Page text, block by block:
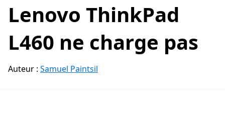
Lenovo ThinkPad
L460 ne charge pas
Auteur : Samuel Paintsil